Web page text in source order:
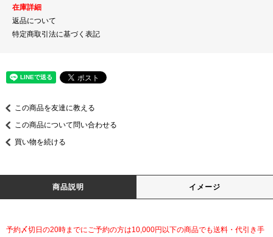
在庫詳細
返品について
特定商取引法に基づく表記
この商品を友達に教える
この商品について問い合わせる
買い物を続ける
商品説明 イメージ
予約〆切日の20時までにご予約の方は10,000円以下の商品でも送料・代引き手